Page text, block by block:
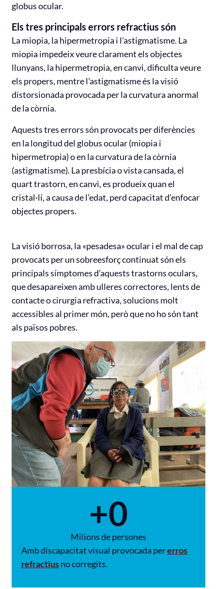
globus ocular.
Els tres principals errors refractius són
La miopia, la hipermetropia i l’astigmatisme. La
miopia impedeix veure clarament els objectes
llunyans, la hipermetropia, en canvi, dificulta veure
els propers, mentre l’astigmatisme és la visió
distorsionada provocada per la curvatura anormal
de la còrnia.
Aquests tres errors són provocats per diferències
en la longitud del globus ocular (miopia i
hipermetropia) o en la curvatura de la còrnia
(astigmatisme). La presbícia o vista cansada, el
quart trastorn, en canvi, es produeix quan el
cristal·lí, a causa de l’edat, perd capacitat d’enfocar
objectes propers.
La visió borrosa, la «pesadesa» ocular i el mal de cap
provocats per un sobreesforç continuat són els
principals símptomes d’aquests trastorns oculars,
que desapareixen amb ulleres correctores, lents de
contacte o cirurgia refractiva, solucions molt
accessibles al primer món, però que no ho són tant
als països pobres.
+0
Milions de persones
Amb discapacitat visual provocada pererros
refractiusno corregits.